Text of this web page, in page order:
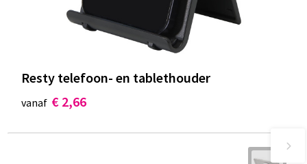
Resty telefoon- en tablethouder
vanaf € 2,66